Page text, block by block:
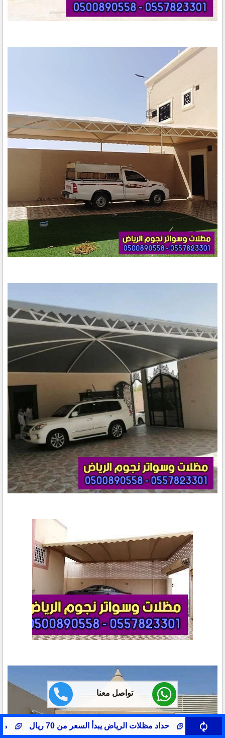
تواصل معنا
السعر من 70 ريال مظلات سيارات حي النرجس